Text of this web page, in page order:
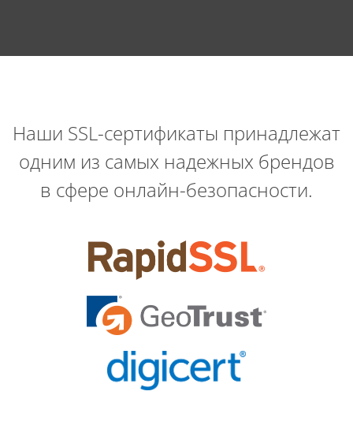
Наши SSL-сертификаты принадлежат
одним из самых надежных брендов
в сфере онлайн-безопасности.